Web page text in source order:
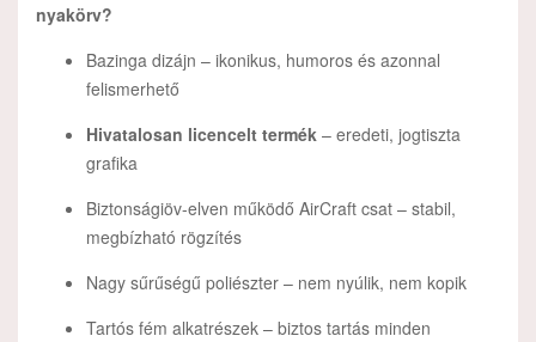
nyakörv?
Bazinga dizájn – ikonikus, humoros és azonnal
felismerhető
Hivatalosan licencelt termék – eredeti, jogtiszta
grafika
Biztonságiöv-elven működő AirCraft csat – stabil,
megbízható rögzítés
Nagy sűrűségű poliészter – nem nyúlik, nem kopik
Tartós fém alkatrészek – biztos tartás minden